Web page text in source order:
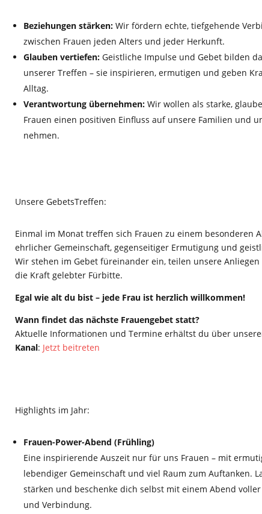
Beziehungen stärken:Wir fördern echte, tiefgehende
zwischen Frauen jeden Alters und jeder Herkunft.
Glauben vertiefen:Geistliche Impulse und Gebet bilden
unserer Treffen – sie inspirieren, ermutigen und geben
Alltag.
Verantwortung übernehmen:Wir wollen als starke,
Frauen einen positiven Einfluss auf unsere Familien und
nehmen.
Unsere GebetsTreffen:
Einmal im Monat treffen sich Frauen zu einem besonderen
ehrlicher Gemeinschaft, gegenseitiger Ermutigung und
Wir stehen im Gebet füreinander ein, teilen unsere
die Kraft gelebter Fürbitte.
Egal wie alt du bist – jede Frau ist herzlich willkommen!
Wann findet das nächste Frauengebet statt?
Aktuelle Informationen und Termine erhältst du über
Kanal: Jetzt beitreten
Highlights im Jahr:
Frauen-Power-Abend (Frühling)
Eine inspirierende Auszeit nur für uns Frauen – mit
lebendiger Gemeinschaft und viel Raum zum Auftanken.
stärken und beschenke dich selbst mit einem Abend voller
und Verbindung.